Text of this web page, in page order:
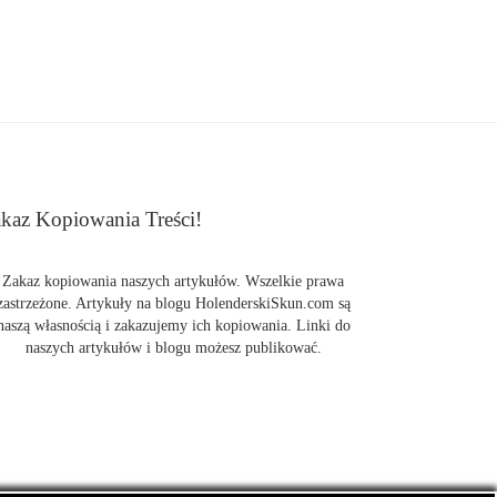
Kopiowania Treści!
Zakaz kopiowania naszych artykułów. Wszelkie prawa
Artykuły na blogu HolenderskiSkun.com są
własnością i zakazujemy ich kopiowania. Linki do
naszych artykułów i blogu możesz publikować.